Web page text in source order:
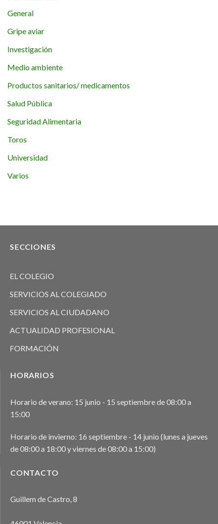
General
Gripe aviar
Investigación
Medio ambiente
Productos sanitarios/ medicamentos
Salud Pública
Seguridad Alimentaria
Toros
Universidad
Varios
SECCIONES
EL COLEGIO
SERVICIOS AL COLEGIADO
SERVICIOS AL CIUDADANO
ACTUALIDAD PROFESIONAL
FORMACIÓN
HORARIOS
Horario de verano: 15 junio - 15 septiembre de 08:00 a
15:00
Horario de invierno: 16 septiembre - 14 junio (lunes a jueves
de 08:00 a 18:00 y viernes de 08:00 a 15:00)
CONTACTO
Guillem de Castro, 8